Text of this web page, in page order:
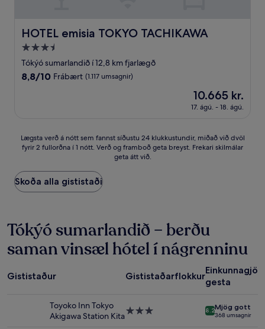
HOTEL emisia TOKYO TACHIKAWA
HOTEL emisia TOKYO TACHIKAWA
3.5
stjörnu
gististaður
Tókýó sumarlandið í 12,8 km fjarlægð
8.8
8,8/10 Frábært (1.117 umsagnir)
Verðið
er
10.665 kr.
10.665 kr.
17. ágú. - 18. ágú.
Lægsta
verð
nótt
sem
fannst
klukkustundir,
miðað
við
dvöl
2
Lægsta verð á nótt sem fannst síðustu 24 klukkustundir, miðað við dvöl
fyrir 2 fullorðna í 1 nótt. Verð og framboð geta breyst. Frekari skilmálar
geta átt við.
Skoða alla gististaði
Tókýó sumarlandið – berðu
saman vinsæl hótel í nágrenninu
Gististaður Gististaðarflokkur
Einkunnagjöf
gesta
Toyoko Inn Tokyo
Akigawa Station Kita3.0
8.2Mjög gott
368 umsagnir